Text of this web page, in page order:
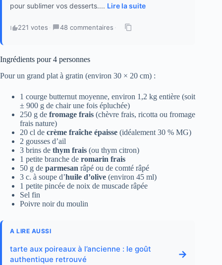
pour sublimer vos desserts.... Lire la suite
221 votes · 48 commentaires ·
Ingrédients pour 4 personnes
Pour un grand plat à gratin (environ 30 × 20 cm) :
1 courge butternut moyenne, environ 1,2 kg entière (soit
± 900 g de chair une fois épluchée)
250 g de fromage frais (chèvre frais, ricotta ou fromage
frais nature)
20 cl de crème fraîche épaisse (idéalement 30 % MG)
2 gousses d’ail
3 brins de thym frais (ou thym citron)
1 petite branche de romarin frais
50 g de parmesan râpé ou de comté râpé
3 c. à soupe d’huile d’olive (environ 45 ml)
1 petite pincée de noix de muscade râpée
Sel fin
Poivre noir du moulin
A LIRE AUSSI
tarte aux poireaux à l’ancienne : le goût
authentique retrouvé
→